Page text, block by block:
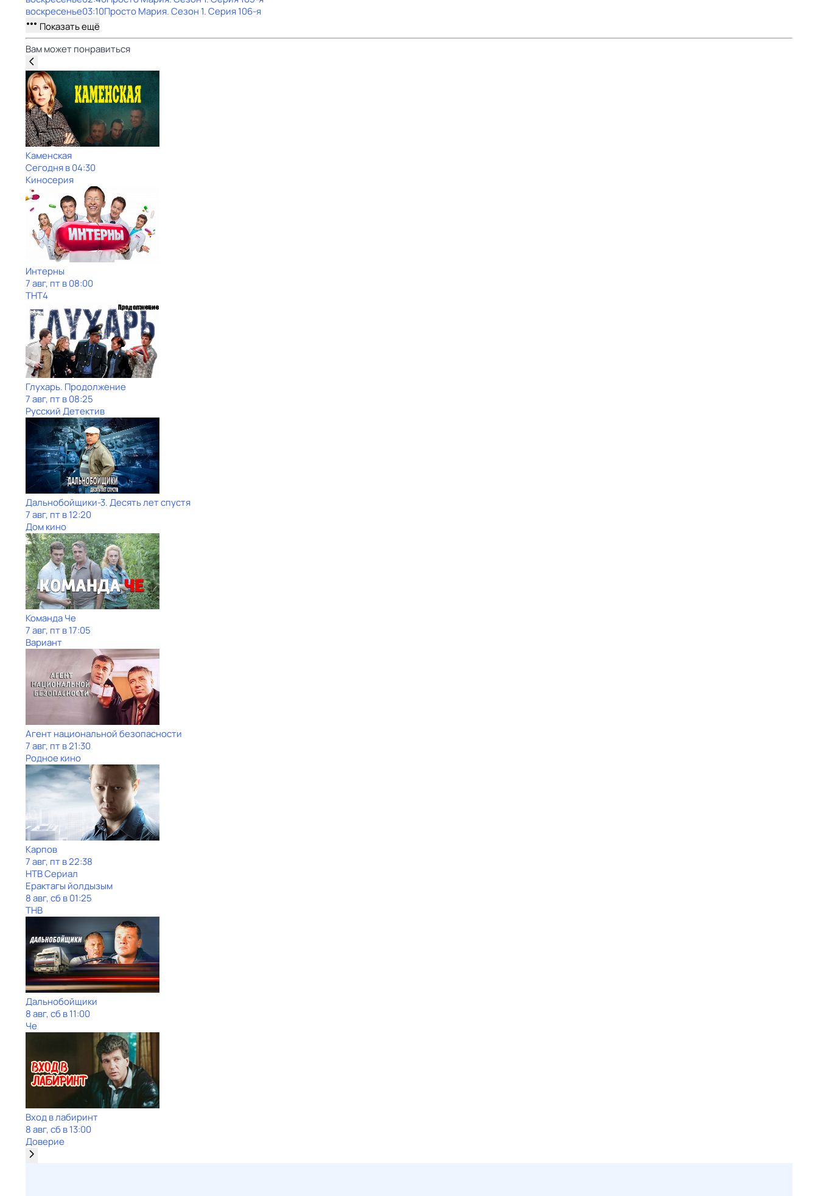
воскресенье03:10Просто Мария. Сезон 1. Серия 106-я
Показать ещё
Вам может понравиться
Каменская
Сегодня в 04:30
Киносерия
Интерны
7 авг, пт в 08:00
ТНТ4
Глухарь. Продолжение
7 авг, пт в 08:25
Русский Детектив
Дальнобойщики-3. Десять лет спустя
7 авг, пт в 12:20
Дом кино
Команда Че
7 авг, пт в 17:05
Вариант
Агент национальной безопасности
7 авг, пт в 21:30
Родное кино
Карпов
7 авг, пт в 22:38
НТВ Сериал
Ерактагы йолдызым
8 авг, сб в 01:25
ТНВ
Дальнобойщики
8 авг, сб в 11:00
Че
Вход в лабиринт
8 авг, сб в 13:00
Доверие